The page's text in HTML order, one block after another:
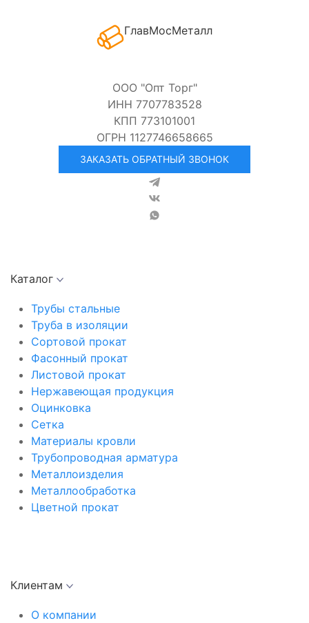
ГлавМосМеталл
ООО "Опт Торг"
ИНН 7707783528
КПП 773101001
ОГРН 1127746658665
ЗАКАЗАТЬ ОБРАТНЫЙ ЗВОНОК
Каталог
Трубы стальные
Труба в изоляции
Сортовой прокат
Фасонный прокат
Листовой прокат
Нержавеющая продукция
Оцинковка
Сетка
Материалы кровли
Трубопроводная арматура
Металлоизделия
Металлообработка
Цветной прокат
Клиентам
О компании